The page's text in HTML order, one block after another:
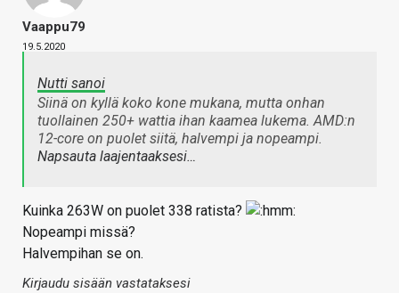
Vaappu79
19.5.2020
Nutti sanoi
Siinä on kyllä koko kone mukana, mutta onhan
tuollainen 250+ wattia ihan kaamea lukema. AMD:n
12-core on puolet siitä, halvempi ja nopeampi.
Napsauta laajentaaksesi…
Kuinka 263W on puolet 338 ratista?
Nopeampi missä?
Halvempihan se on.
Kirjaudu sisään vastataksesi